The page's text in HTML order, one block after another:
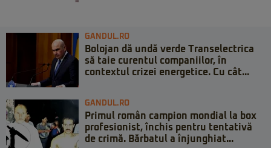
GANDUL.RO
Bolojan dă undă verde Transelectrica
să taie curentul companiilor, în
contextul crizei energetice. Cu cât...
GANDUL.RO
Primul român campion mondial la box
profesionist, închis pentru tentativă
de crimă. Bărbatul a înjunghiat...